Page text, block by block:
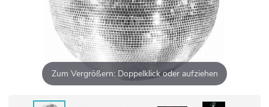
Zum Vergrößern: Doppelklick oder aufziehen